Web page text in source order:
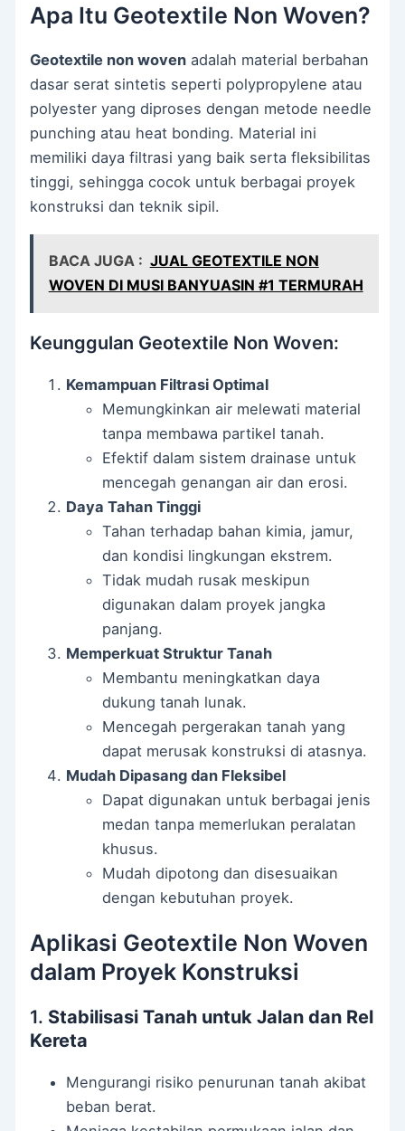
Apa Itu Geotextile Non Woven?
Geotextile non woven adalah material berbahan
dasar serat sintetis seperti polypropylene atau
polyester yang diproses dengan metode needle
punching atau heat bonding. Material ini
memiliki daya filtrasi yang baik serta fleksibilitas
tinggi, sehingga cocok untuk berbagai proyek
konstruksi dan teknik sipil.
BACA JUGA : JUAL GEOTEXTILE NON
WOVEN DI MUSI BANYUASIN #1 TERMURAH
Keunggulan Geotextile Non Woven:
Kemampuan Filtrasi Optimal
Memungkinkan air melewati material
tanpa membawa partikel tanah.
Efektif dalam sistem drainase untuk
mencegah genangan air dan erosi.
Daya Tahan Tinggi
Tahan terhadap bahan kimia, jamur,
dan kondisi lingkungan ekstrem.
Tidak mudah rusak meskipun
digunakan dalam proyek jangka
panjang.
Memperkuat Struktur Tanah
Membantu meningkatkan daya
dukung tanah lunak.
Mencegah pergerakan tanah yang
dapat merusak konstruksi di atasnya.
Mudah Dipasang dan Fleksibel
Dapat digunakan untuk berbagai jenis
medan tanpa memerlukan peralatan
khusus.
Mudah dipotong dan disesuaikan
dengan kebutuhan proyek.
Aplikasi Geotextile Non Woven
dalam Proyek Konstruksi
1. Stabilisasi Tanah untuk Jalan dan Rel
Kereta
Mengurangi risiko penurunan tanah akibat
beban berat.